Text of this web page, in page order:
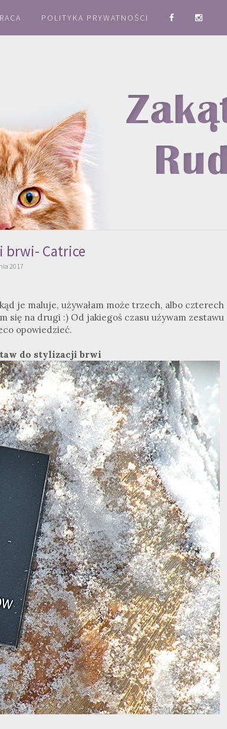
POLITYKA PRYWATNOŚCI
brwi- Catrice
2017
je maluje, używałam może trzech, albo czterech
się na drugi :) Od jakiegoś czasu używam zestawu
opowiedzieć.
do stylizacji brwi